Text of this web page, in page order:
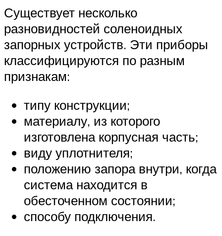
Существует несколько
разновидностей соленоидных
запорных устройств. Эти приборы
классифицируются по разным
признакам:
типу конструкции;
материалу, из которого
изготовлена корпусная часть;
виду уплотнителя;
положению запора внутри, когда
система находится в
обесточенном состоянии;
способу подключения.